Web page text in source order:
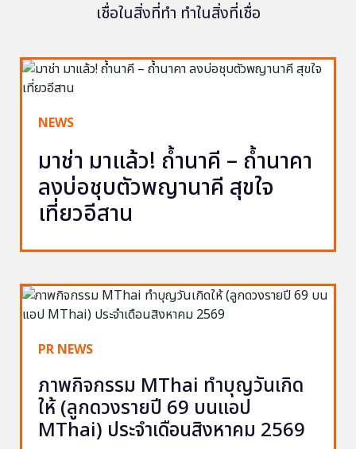
เชื่อในสิ่งที่ทำ ทำในสิ่งที่เชื่อ
NEWS
มาช่า มาแล้ว! ถ้ำนาคี – ถ้ำนาคา
ลงบ่อชุบตัวพญานาคี สุขใจ
เที่ยวอีสาน
PR NEWS
ภาพกิจกรรม MThai ทำบุญวันเกิด
ให้ (ลูกดวงรายปี 69 บนแอป
MThai) ประจำเดือนสิงหาคม 2569